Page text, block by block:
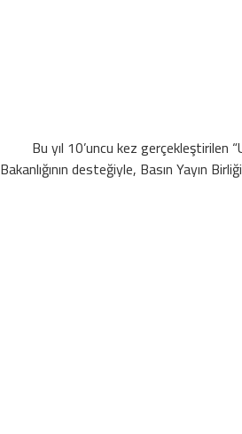
Bu yıl 10’uncu kez gerçekleştirilen
Bakanlığının desteğiyle, Basın Yayın